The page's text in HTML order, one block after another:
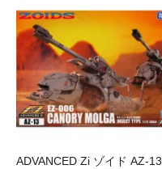
ADVANCED Zi ゾイド AZ-13